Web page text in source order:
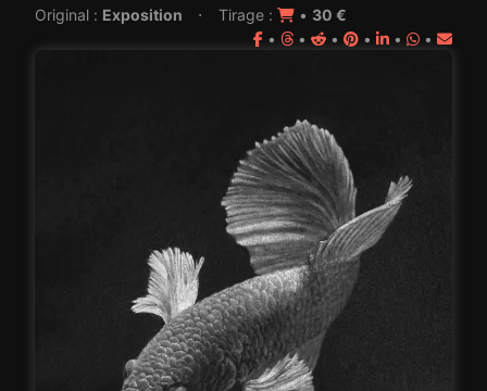
Original : Exposition · Tirage : • 30 €
•
• • • • •